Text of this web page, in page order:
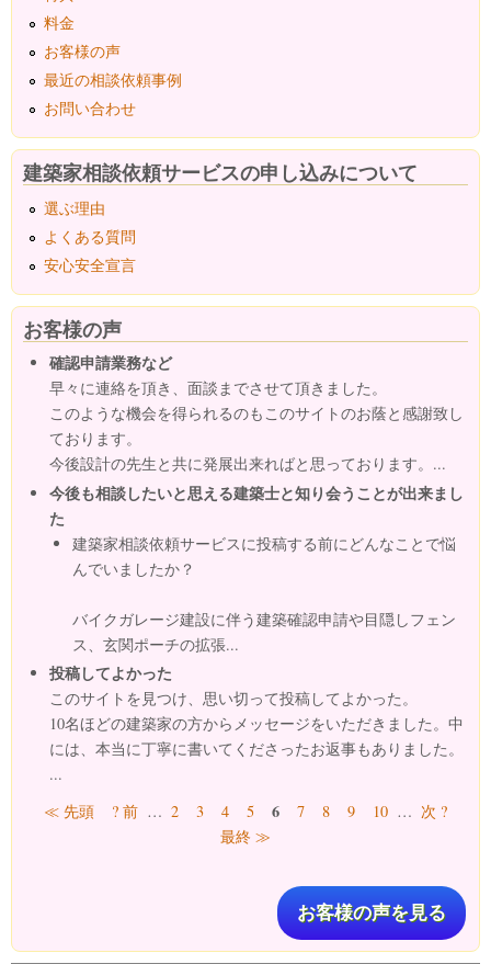
料金
お客様の声
最近の相談依頼事例
お問い合わせ
建築家相談依頼サービスの申し込みについて
選ぶ理由
よくある質問
安心安全宣言
お客様の声
確認申請業務など
早々に連絡を頂き、面談までさせて頂きました。
このような機会を得られるのもこのサイトのお蔭と感謝致し
ております。
今後設計の先生と共に発展出来ればと思っております。...
今後も相談したいと思える建築士と知り会うことが出来まし
た
建築家相談依頼サービスに投稿する前にどんなことで悩
んでいましたか？
バイクガレージ建設に伴う建築確認申請や目隠しフェン
ス、玄関ポーチの拡張...
投稿してよかった
このサイトを見つけ、思い切って投稿してよかった。
10名ほどの建築家の方からメッセージをいただきました。中
には、本当に丁寧に書いてくださったお返事もありました。
...
ページ
≪ 先頭 ? 前 … 2 3 4 5 6 7 8 9 10 … 次 ?
最終 ≫
お客様の声を見る